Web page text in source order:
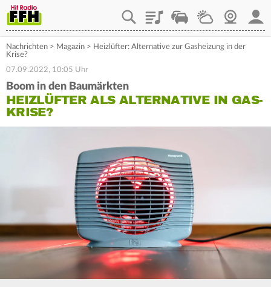
PlaylistStaupilotWetterWebcam
Nachrichten > Magazin > Heizlüfter: Alternative zur Gasheizung in der
Krise?
07.09.2022, 10:05 Uhr
Boom in den Baumärkten
HEIZLÜFTER ALS ALTERNATIVE IN GAS-
KRISE?